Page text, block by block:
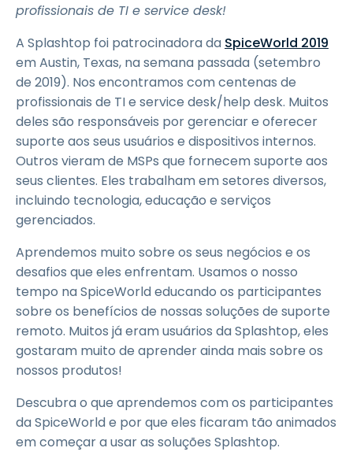
profissionais de TI e service desk!
A Splashtop foi patrocinadora da SpiceWorld 2019
em Austin, Texas, na semana passada (setembro
de 2019). Nos encontramos com centenas de
profissionais de TI e service desk/help desk. Muitos
deles são responsáveis por gerenciar e oferecer
suporte aos seus usuários e dispositivos internos.
Outros vieram de MSPs que fornecem suporte aos
seus clientes. Eles trabalham em setores diversos,
incluindo tecnologia, educação e serviços
gerenciados.
Aprendemos muito sobre os seus negócios e os
desafios que eles enfrentam. Usamos o nosso
tempo na SpiceWorld educando os participantes
sobre os benefícios de nossas soluções de suporte
remoto. Muitos já eram usuários da Splashtop, eles
gostaram muito de aprender ainda mais sobre os
nossos produtos!
Descubra o que aprendemos com os participantes
da SpiceWorld e por que eles ficaram tão animados
em começar a usar as soluções Splashtop.